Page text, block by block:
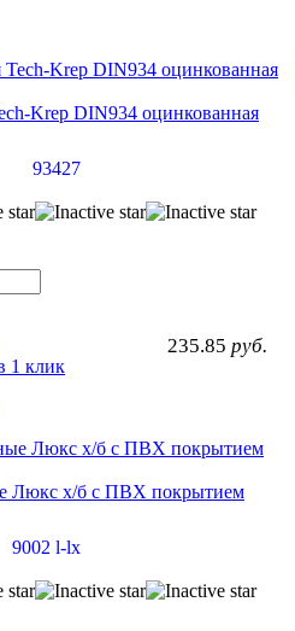
Krep DIN934 оцинкованная
93427
235.85 руб.
1 клик
Люкс х/б с ПВХ покрытием
9002 l-lx